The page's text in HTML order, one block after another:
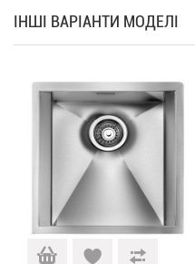
ІНШІ ВАРІАНТИ МОДЕЛІ